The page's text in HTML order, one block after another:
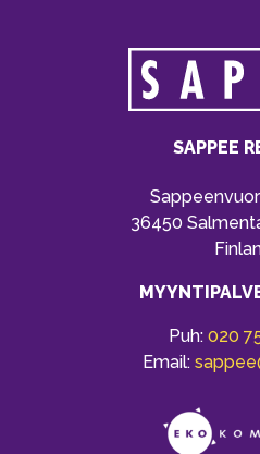
SAPPEE
36450
Puh: 020
Email: